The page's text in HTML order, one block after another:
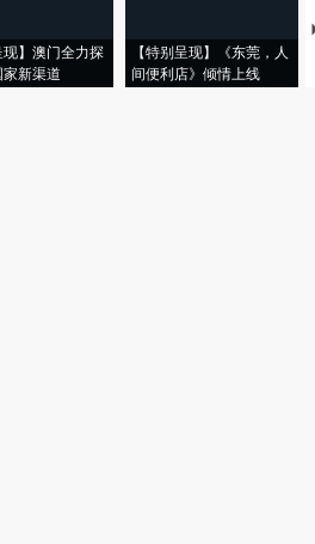
现】澳门全力探
新渠道
【特别呈现】《东莞，人
间便利店》倾情上线